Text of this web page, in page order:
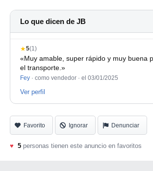
Oportunidad única para hacerte con un
altísima gama de entrega inmediata.
Hago envíos a cargo del comprador con
prueba de bombas.
Lo que dicen de JB
★5(1)
«Muy amable, super rápido y muy buena
el transporte.»
Fey · como vendedor · el 03/01/2025
Ver perfil
Favorito Ignorar Denunciar
♥ 5 personas tienen este anuncio en favoritos